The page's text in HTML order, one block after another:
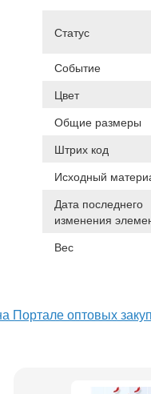
Статус
Событие
Цвет
Общие размеры
Штрих код
Исходный
Дата последнего
изменения
Вес
Портале оптовых